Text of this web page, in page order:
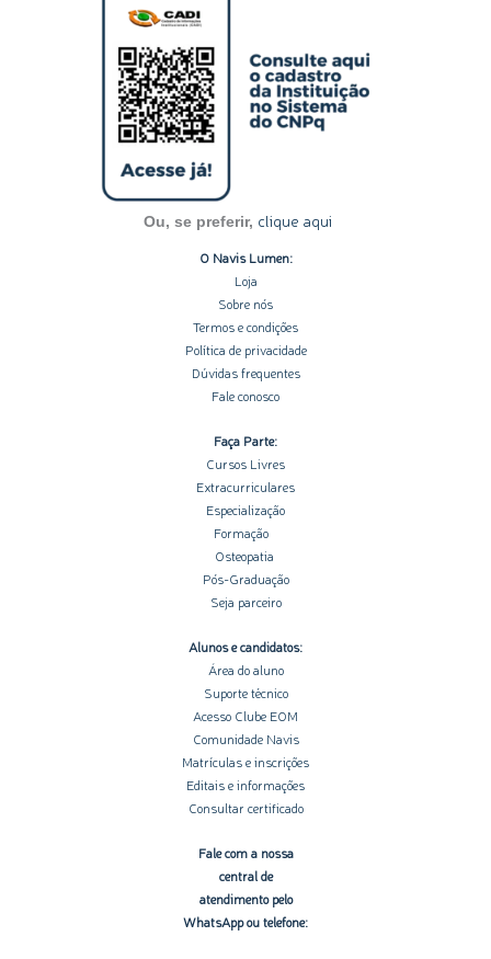
t
a
g
r
a
m
k
e
d
i
n
-
i
n
b
e
f
y
Ou, se preferir, clique aqui
O Navis Lumen:
Loja
Sobre nós
Termos e condições
Política de privacidade
Dúvidas frequentes
Fale conosco
Faça Parte:
Cursos Livres
Extracurriculares
Especialização
Formação
Osteopatia
Pós-Graduação
Seja parceiro
Alunos e candidatos:
Área do aluno
Suporte técnico
Acesso Clube EOM
Comunidade Navis
Matrículas e inscrições
Editais e informações
Consultar certificado
Fale com a nossa
central de
atendimento pelo
WhatsApp ou telefone: